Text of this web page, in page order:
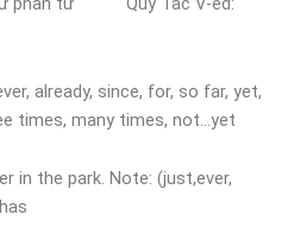
already, since, for, so far, yet,
times, many times, not…yet
in the park. Note: (just,ever,